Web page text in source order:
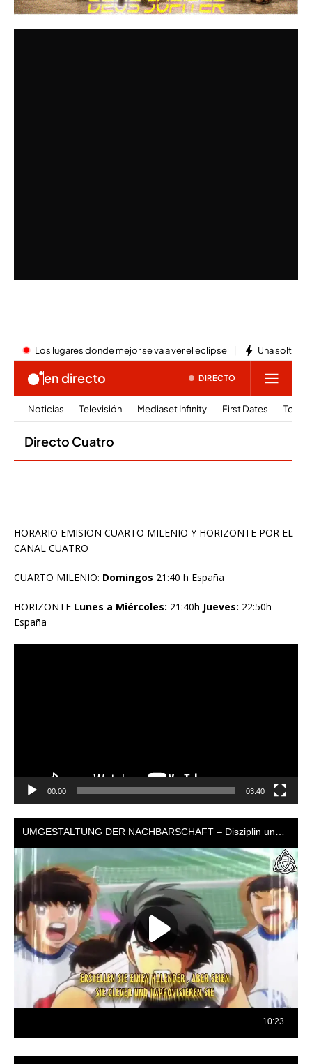
HORARIO EMISION CUARTO MILENIO Y HORIZONTE POR EL
CANAL CUATRO
CUARTO MILENIO: Domingos 21:40 h España
HORIZONTE Lunes a Miércoles: 21:40h Jueves: 22:50h
España
00:00 03:40